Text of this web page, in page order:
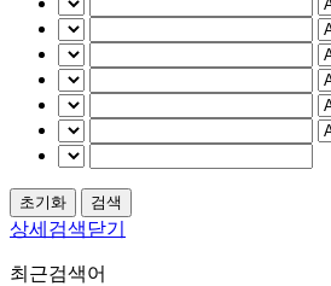
상세검색닫기
최근검색어